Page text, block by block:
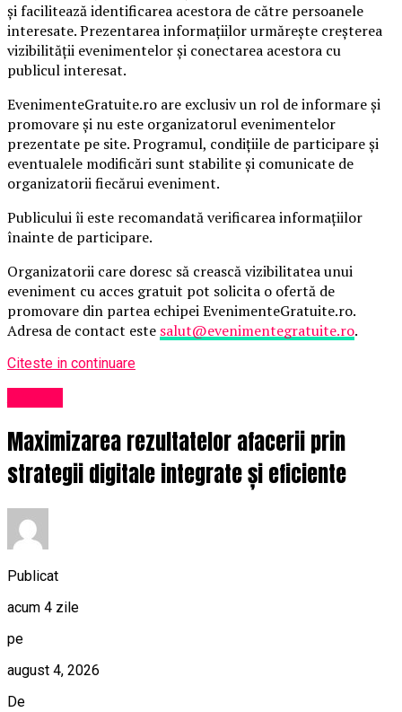
și facilitează identificarea acestora de către persoanele
interesate. Prezentarea informațiilor urmărește creșterea
vizibilității evenimentelor și conectarea acestora cu
publicul interesat.
EvenimenteGratuite.ro are exclusiv un rol de informare și
promovare și nu este organizatorul evenimentelor
prezentate pe site. Programul, condițiile de participare și
eventualele modificări sunt stabilite și comunicate de
organizatorii fiecărui eveniment.
Publicului îi este recomandată verificarea informațiilor
înainte de participare.
Organizatorii care doresc să crească vizibilitatea unui
eveniment cu acces gratuit pot solicita o ofertă de
promovare din partea echipei EvenimenteGratuite.ro.
Adresa de contact este salut@evenimentegratuite.ro.
Citeste in continuare
Maximizarea rezultatelor afacerii prin
strategii digitale integrate și eficiente
Publicat
acum 4 zile
pe
august 4, 2026
De